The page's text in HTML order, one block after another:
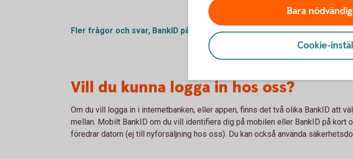
Fler frågor och svar, BankID på
Vill du kunna logga in hos oss?
Om du vill logga in i internetbanken, eller appen, finns det två olika BankID att
mellan. Mobilt BankID om du vill identifiera dig på mobilen eller BankID på kort
föredrar datorn (ej till nyförsäljning hos oss). Du kan också använda
Bara
Cookie-